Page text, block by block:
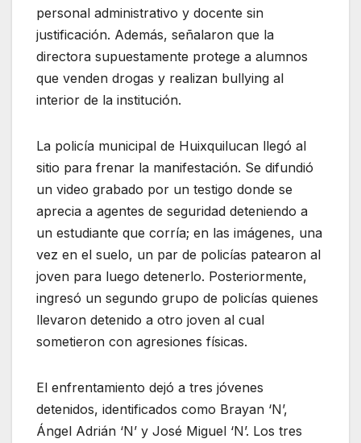
personal administrativo y docente sin
justificación. Además, señalaron que la
directora supuestamente protege a alumnos
que venden drogas y realizan bullying al
interior de la institución.
La policía municipal de Huixquilucan llegó al
sitio para frenar la manifestación. Se difundió
un video grabado por un testigo donde se
aprecia a agentes de seguridad deteniendo a
un estudiante que corría; en las imágenes, una
vez en el suelo, un par de policías patearon al
joven para luego detenerlo. Posteriormente,
ingresó un segundo grupo de policías quienes
llevaron detenido a otro joven al cual
sometieron con agresiones físicas.
El enfrentamiento dejó a tres jóvenes
detenidos, identificados como Brayan ‘N’,
Ángel Adrián ‘N’ y José Miguel ‘N’. Los tres